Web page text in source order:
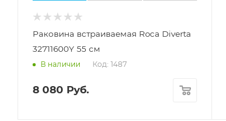
Раковина встраиваемая Roca Diverta
32711600Y 55 см
В наличии Код: 1487
8 080 Руб.